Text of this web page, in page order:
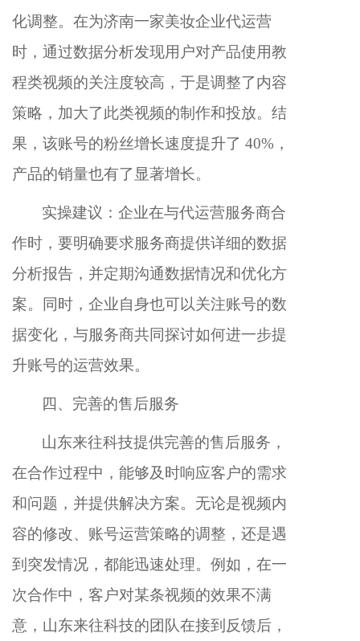
化调整。在为济南一家美妆企业代运营
时，通过数据分析发现用户对产品使用教
程类视频的关注度较高，于是调整了内容
策略，加大了此类视频的制作和投放。结
果，该账号的粉丝增长速度提升了 40%，
产品的销量也有了显著增长。
实操建议：企业在与代运营服务商合
作时，要明确要求服务商提供详细的数据
分析报告，并定期沟通数据情况和优化方
案。同时，企业自身也可以关注账号的数
据变化，与服务商共同探讨如何进一步提
升账号的运营效果。
四、完善的售后服务
山东来往科技提供完善的售后服务，
在合作过程中，能够及时响应客户的需求
和问题，并提供解决方案。无论是视频内
容的修改、账号运营策略的调整，还是遇
到突发情况，都能迅速处理。例如，在一
次合作中，客户对某条视频的效果不满
意，山东来往科技的团队在接到反馈后，